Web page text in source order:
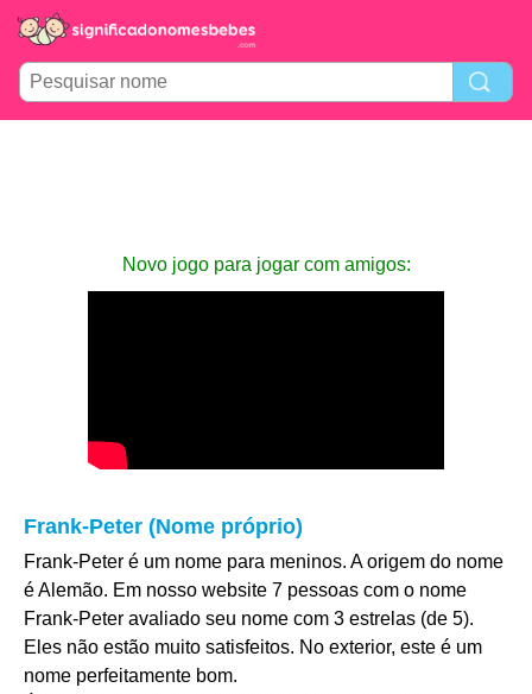
Novo jogo para jogar com amigos:
Frank-Peter (Nome próprio)
Frank-Peter é um nome para meninos. A origem do nome
é Alemão. Em nosso website 7 pessoas com o nome
Frank-Peter avaliado seu nome com 3 estrelas (de 5).
Eles não estão muito satisfeitos. No exterior, este é um
nome perfeitamente bom.